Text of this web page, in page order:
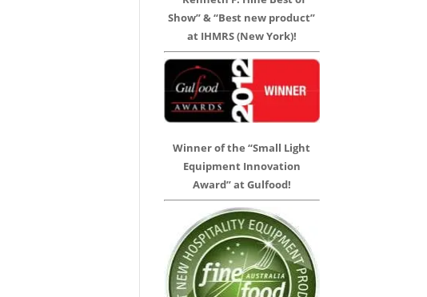
Show” & “Best new product”
at IHMRS (New York)!
Winner of the “Small Light
Equipment Innovation
Award” at Gulfood!